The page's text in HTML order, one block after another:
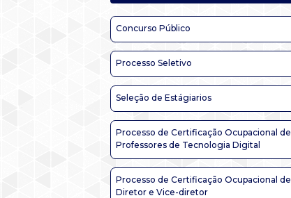
Concurso Público
Processo Seletivo
Seleção de Estágiarios
Processo de Certificação Ocupacional de
Professores de Tecnologia Digital
Processo de Certificação Ocupacional de
Diretor e Vice-diretor